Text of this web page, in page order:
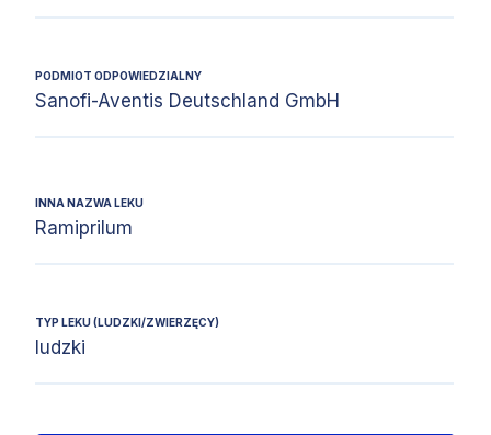
PODMIOT ODPOWIEDZIALNY
Sanofi-Aventis Deutschland GmbH
INNA NAZWA LEKU
Ramiprilum
TYP LEKU (LUDZKI/ZWIERZĘCY)
ludzki